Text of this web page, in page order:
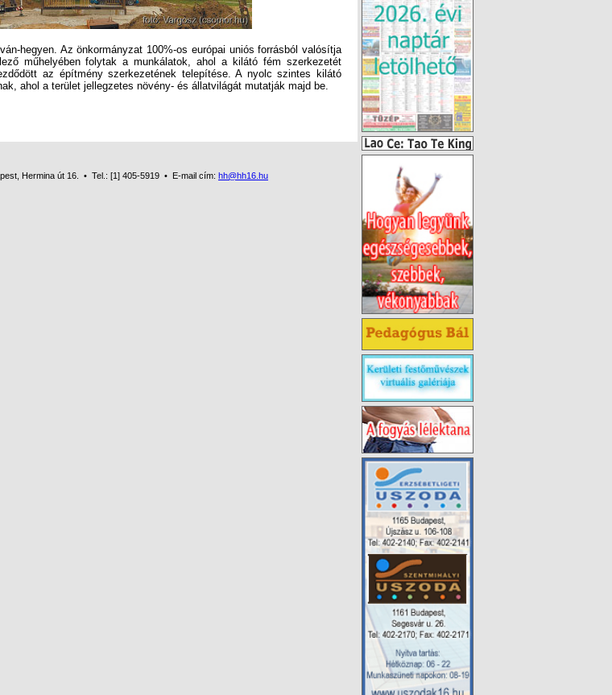
hegyen. Az önkormányzat 100%-os európai uniós forrásból valósítja
műhelyében folytak a munkálatok, ahol a kilátó fém szerkezetét
az építmény szerkezetének telepítése. A nyolc szintes kilátó
ahol a terület jellegzetes növény- és állatvilágát mutatják majd be.
Hermina út 16. • Tel.: [1] 405-5919 • E-mail cím: hh@hh16.hu